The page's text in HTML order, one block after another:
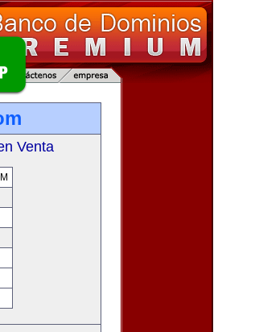
Venta